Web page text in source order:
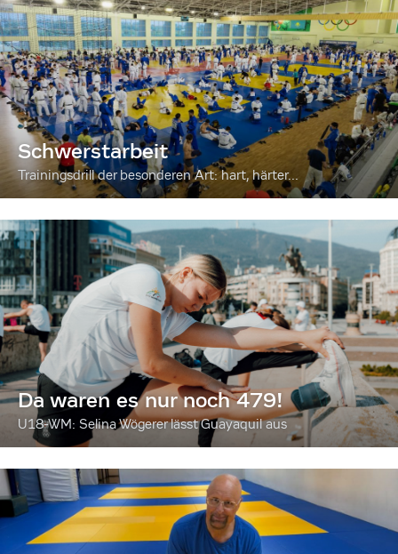
Schwerstarbeit
Trainingsdrill der besonderen Art: hart, härter...
Da waren es nur noch 479!
U18-WM: Selina Wögerer lässt Guayaquil aus